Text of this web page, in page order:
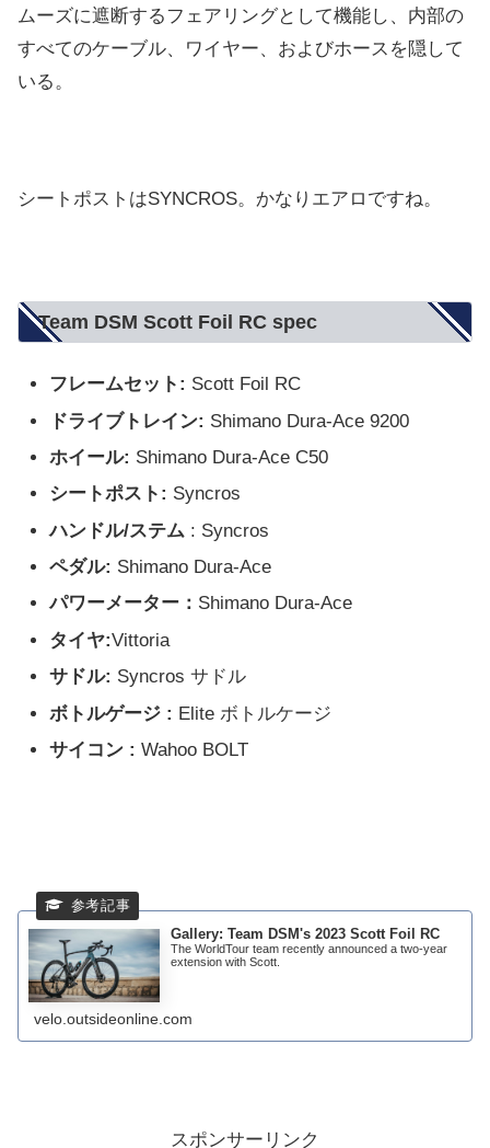
ムーズに遮断するフェアリングとして機能し、内部の
すべてのケーブル、ワイヤー、およびホースを隠して
いる。
シートポストはSYNCROS。かなりエアロですね。
Team DSM Scott Foil RC spec
フレームセット: Scott Foil RC
ドライブトレイン: Shimano Dura-Ace 9200
ホイール: Shimano Dura-Ace C50
シートポスト: Syncros
ハンドル/ステム : Syncros
ペダル: Shimano Dura-Ace
パワーメーター： Shimano Dura-Ace
タイヤ:Vittoria
サドル: Syncros サドル
ボトルゲージ : Elite ボトルケージ
サイコン : Wahoo BOLT
Gallery: Team DSM's 2023 Scott Foil RC
The WorldTour team recently announced a two-year
extension with Scott.
velo.outsideonline.com
スポンサーリンク